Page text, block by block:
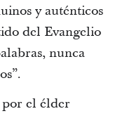
y auténticos
del Evangelio
nunca
el élder